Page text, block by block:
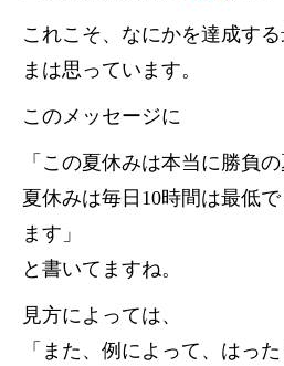
これこそ、なにかを達成す
まは思っています。
このメッセージに
「この夏休みは本当に勝負の
夏休みは毎日10時間は最低
ます」
と書いてますね。
見方によっては、
「また、例によって、はっ